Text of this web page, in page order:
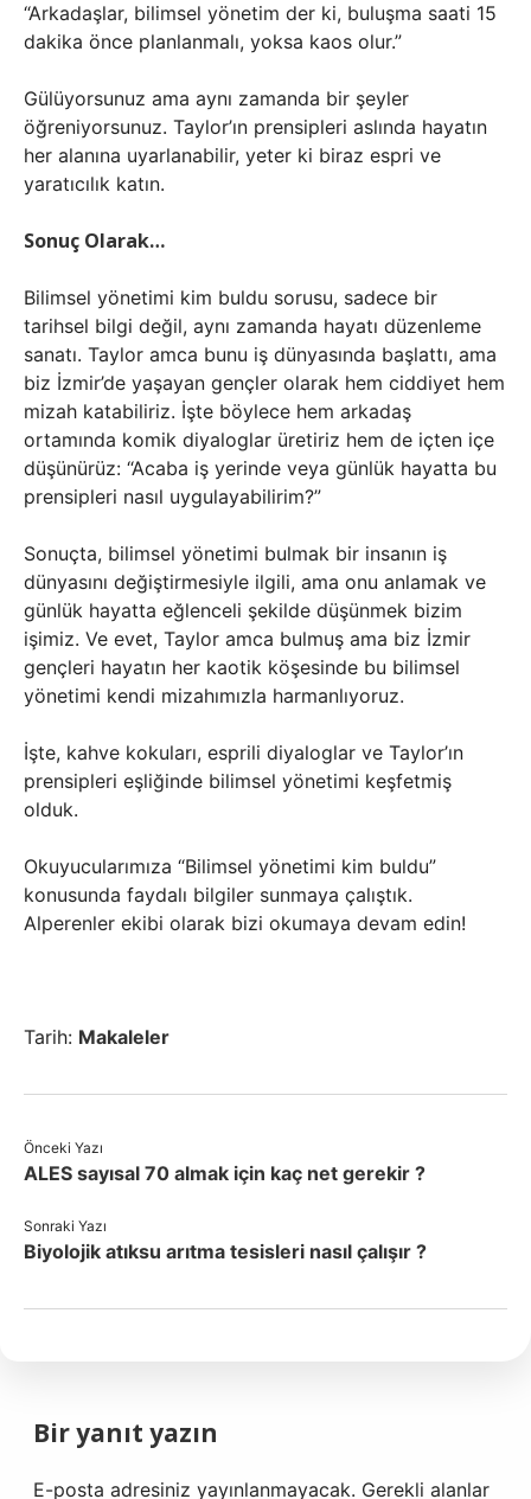
“Arkadaşlar, bilimsel yönetim der ki, buluşma saati 15
dakika önce planlanmalı, yoksa kaos olur.”
Gülüyorsunuz ama aynı zamanda bir şeyler
öğreniyorsunuz. Taylor’ın prensipleri aslında hayatın
her alanına uyarlanabilir, yeter ki biraz espri ve
yaratıcılık katın.
Sonuç Olarak…
Bilimsel yönetimi kim buldu sorusu, sadece bir
tarihsel bilgi değil, aynı zamanda hayatı düzenleme
sanatı. Taylor amca bunu iş dünyasında başlattı, ama
biz İzmir’de yaşayan gençler olarak hem ciddiyet hem
mizah katabiliriz. İşte böylece hem arkadaş
ortamında komik diyaloglar üretiriz hem de içten içe
düşünürüz: “Acaba iş yerinde veya günlük hayatta bu
prensipleri nasıl uygulayabilirim?”
Sonuçta, bilimsel yönetimi bulmak bir insanın iş
dünyasını değiştirmesiyle ilgili, ama onu anlamak ve
günlük hayatta eğlenceli şekilde düşünmek bizim
işimiz. Ve evet, Taylor amca bulmuş ama biz İzmir
gençleri hayatın her kaotik köşesinde bu bilimsel
yönetimi kendi mizahımızla harmanlıyoruz.
İşte, kahve kokuları, esprili diyaloglar ve Taylor’ın
prensipleri eşliğinde bilimsel yönetimi keşfetmiş
olduk.
Okuyucularımıza “Bilimsel yönetimi kim buldu”
konusunda faydalı bilgiler sunmaya çalıştık.
Alperenler ekibi olarak bizi okumaya devam edin!
Tarih: Makaleler
Önceki Yazı
ALES sayısal 70 almak için kaç net gerekir ?
Sonraki Yazı
Biyolojik atıksu arıtma tesisleri nasıl çalışır ?
Bir yanıt yazın
E-posta adresiniz yayınlanmayacak. Gerekli alanlar